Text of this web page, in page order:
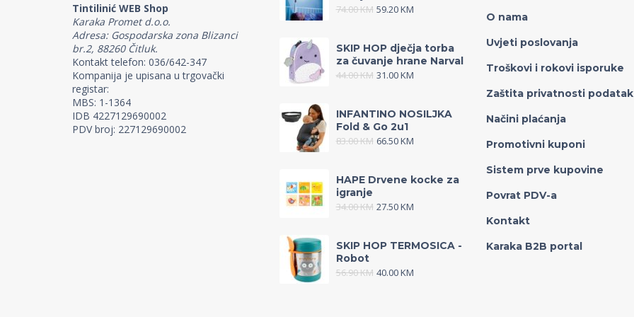
Tintilinić WEB Shop
Karaka Promet d.o.o.
Adresa: Gospodarska zona Blizanci
br.2, 88260 Čitluk.
Kontakt telefon: 036/642-347
Kompanija je upisana u trgovački
registar:
MBS: 1-1364
IDB 4227129690002
PDV broj: 227129690002
74.00KM 59.20KM
SKIP HOP dječja torba
za čuvanje hrane Narval
44.00KM 31.00KM
INFANTINO NOSILJKA
Fold & Go 2u1
83.00KM 66.50KM
HAPE Drvene kocke za
igranje
34.00KM 27.50KM
SKIP HOP TERMOSICA -
Robot
56.90KM 40.00KM
O nama
Uvjeti poslovanja
Troškovi i rokovi isporuke
Zaštita privatnosti
Načini plaćanja
Promotivni kuponi
Sistem prve kupovine
Povrat PDV-a
Kontakt
Karaka B2B portal